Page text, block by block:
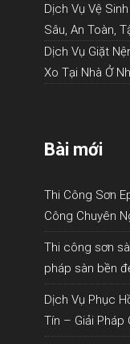
Dịch Vụ Vệ
Sâu, An Toàn,
Dịch Vụ Giặt
Xo Tại Nhà Ở
Bài mới
Thi Công Sơn
Công Chuyên
Thi công sơn
pháp sàn bền
Dịch Vụ Phục
Tín – Giải Pháp